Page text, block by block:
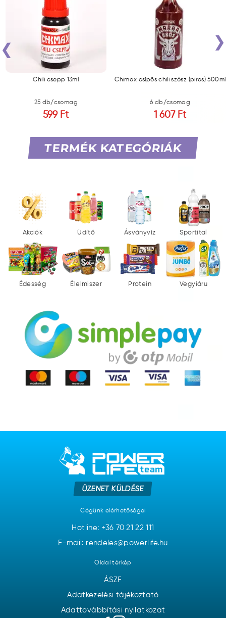
Chili csepp 13ml
25 db/csomag
599 Ft
Chimax csípős chili szósz (piros) 500ml
6 db/csomag
1 607 Ft
‹ ›
TERMÉK KATEGÓRIÁK
Akciók Üdítő Ásványvíz Sportital
Édesség Élelmiszer Protein Vegyiáru
ÜZENET KÜLDÉSE
Cégünk elérhetőségei
Hotline: +36 70 21 22 111
E-mail: rendeles@powerlife.hu
Oldal térkép
ÁSZF
Adatkezelési tájékoztató
Adattovábbítási nyilatkozat